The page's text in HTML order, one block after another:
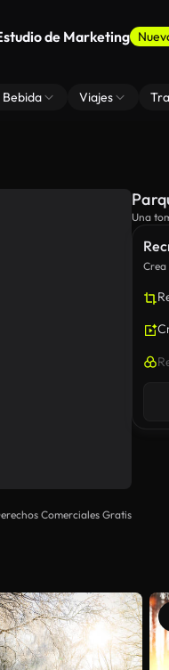
de Marketing
Bebida Viajes
Comerciales Gratis
Crea
Una